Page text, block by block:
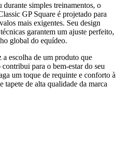
durante simples treinamentos, o
GP Square é projetado para
mais exigentes. Seu design
garantem um ajuste perfeito,
global do equídeo.
escolha de um produto que
contribui para o bem-estar do seu
um toque de requinte e conforto à
tapete de alta qualidade da marca